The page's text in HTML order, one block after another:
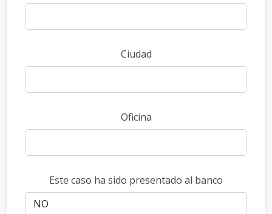
Ciudad
Oficina
Este caso ha sido presentado al banco